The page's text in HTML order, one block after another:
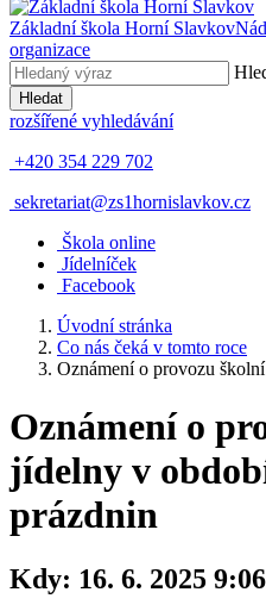
Základní škola Horní Slavkov
organizace
Hledat
rozšířené vyhledávání
+420 354 229 702
sekretariat@zs1hornislavkov.cz
Škola online
Jídelníček
Facebook
Úvodní stránka
Co nás čeká v tomto roce
Oznámení o provozu
Oznámení o
jídelny v
prázdnin
Kdy: 16. 6. 2025 9:06